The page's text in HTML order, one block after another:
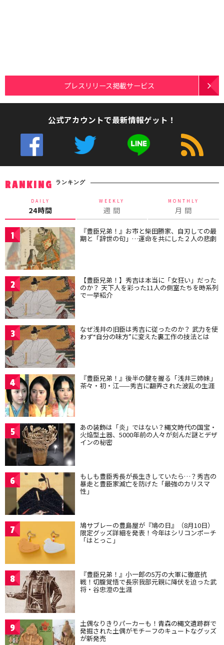
プレスリリース掲載サービス
公式アカウントで最新情報ゲット！
RANKING ランキング
DAILY
24時間
WEEKLY
週 間
MONTHLY
月 間
1 『豊臣兄弟！』お市と柴田勝家、自刃しての最
期と「辞世の句」…運命を共にした２人の悲劇
2 【豊臣兄弟！】秀吉は本当に「女狂い」だった
のか？ 天下人を彩った11人の側室たちを時系列
で一挙紹介
3 なぜ浅井の旧臣は秀吉に従ったのか？ 武力を使
わず“自分の味方”に変えた裏工作の技法とは
4 『豊臣兄弟！』後半の鍵を握る「浅井三姉妹」
茶々・初・江——秀吉に翻弄された波乱の生涯
5 あの装飾は「炎」ではない？縄文時代の国宝・
火焔型土器、5000年前の人々が刻んだ謎とデザ
インの秘密
6 もしも豊臣秀長が長生きしていたら…？秀吉の
暴走と豊臣家滅亡を防げた「最強のカリスマ
性」
7 鳩サブレーの豊島屋が『鳩の日』（8月10日）
限定グッズ詳細を発表！今年はシリコンポーチ
「はとっこ」
8 『豊臣兄弟！』小一郎の5万の大軍に徹底抗
戦！切腹覚悟で長宗我部元親に降伏を迫った武
将・谷忠澄の生涯
9 土偶なりきりパーカーも！青森の縄文遺跡群で
発掘された土偶がモチーフのキュートなグッズ
が新発売